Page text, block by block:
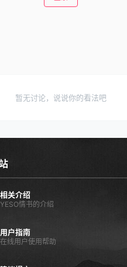
暂无讨论，说说你的看法吧
相关介绍
YESO情书的介绍
用户指南
在线用户使用帮助